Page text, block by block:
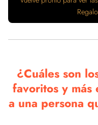
¿Cuáles son
favoritos y más
a una persona